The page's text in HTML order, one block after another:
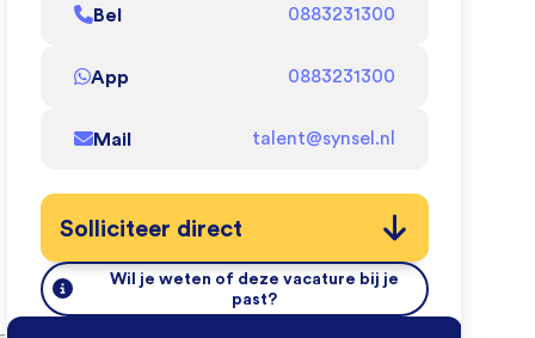
Bel 0883231300
App 0883231300
Mail talent@synsel.nl
Solliciteer direct
Wil je weten of deze vacature bij je
past?